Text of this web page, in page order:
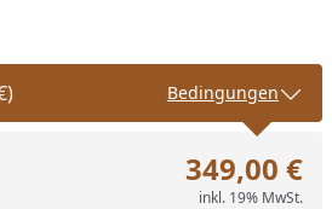
Bedingungen
349,00 €
inkl. 19% MwSt.